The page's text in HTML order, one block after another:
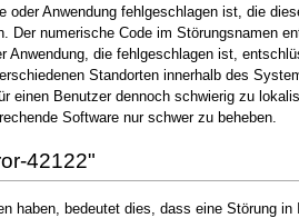
Anwendung fehlgeschlagen ist, die
Der numerische Code im Störungsnamen
Anwendung, die fehlgeschlagen ist,
Standorten innerhalb des
einen Benutzer dennoch schwierig zu
Software nur schwer zu beheben.
42122"
haben, bedeutet dies, dass eine Störung